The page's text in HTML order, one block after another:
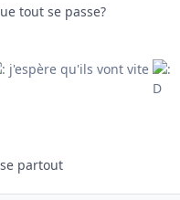
tout se passe?
j'espère qu'ils vont vite
partout